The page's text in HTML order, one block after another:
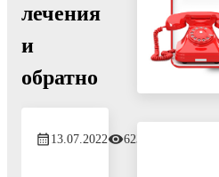
лечения
и
обратно
13.07.2022 623